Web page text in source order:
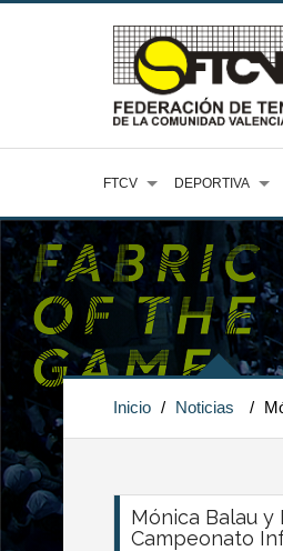
FTCV DEPORTIVA
Inicio / Noticias /
Mónica Balau
Campeonato